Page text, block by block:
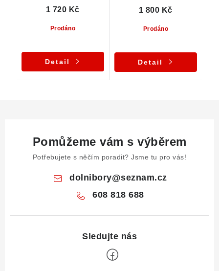
Prodáno
1 720 Kč
Detail
Prodáno
1 800 Kč
Detail
Pomůžeme vám s výběrem
Potřebujete s něčím poradit? Jsme tu pro vás!
dolnibory@seznam.cz
608 818 688